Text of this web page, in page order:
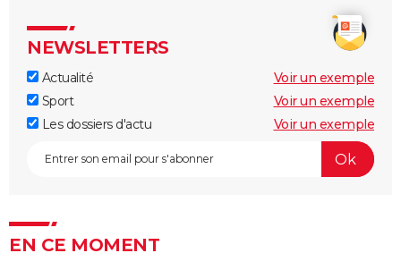
NEWSLETTERS
Actualité
Voir un exemple
Sport
Voir un exemple
Les dossiers d'actu
Voir un exemple
EN CE MOMENT